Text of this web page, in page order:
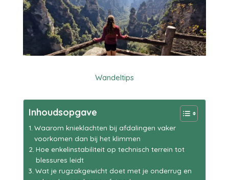
Wandeltips
Inhoudsopgave
Waarom knieklachten bij afdalingen vaker
voorkomen dan bij het klimmen
Hoe enkelinstabiliteit op technisch terrein tot
blessures leidt
Wat je rugzakgewicht doet met je onderrug en